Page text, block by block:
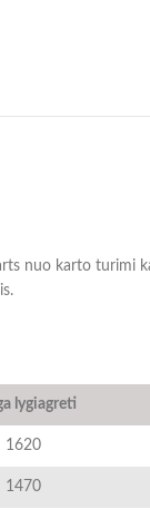
nuo karto turimi
lygiagreti
1620
1470